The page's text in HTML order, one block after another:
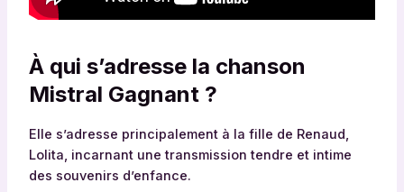
À qui s’adresse la chanson
Mistral Gagnant ?
Elle s’adresse principalement à la fille de Renaud,
Lolita, incarnant une transmission tendre et intime
des souvenirs d’enfance.